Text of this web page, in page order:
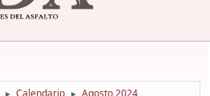
► ►